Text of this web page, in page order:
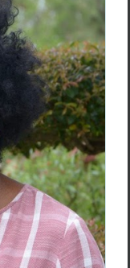
un Peuple